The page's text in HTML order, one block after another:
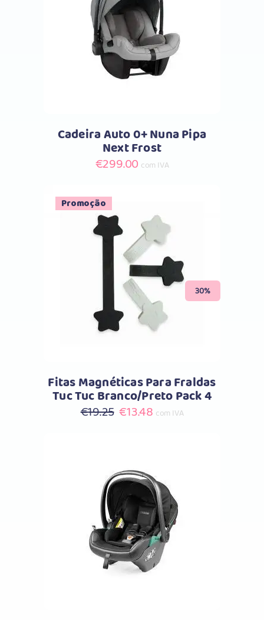
Comprar
Cadeira Auto 0+ Nuna Pipa
Next Frost
€299.00 com IVA
Promoção
30%
Comprar
Fitas Magnéticas Para Fraldas
Tuc Tuc Branco/Preto Pack 4
€19.25 O
€19.25.
€13.48O
€13.48.
com IVA
Comprar